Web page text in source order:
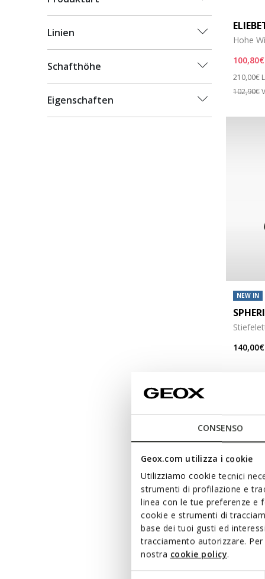
CONSENSO
Geox.com utilizza i cookie
Utilizziamo cookie tecnici
strumenti di profilazione e
linea con le tue preferenze e
cookie e strumenti di
base dei tuoi gusti ed
tracciamento autorizzare.
nostra cookie policy.
Linien
Schafthöhe
Eigenschaften
Hohe
100,80€
Price
210,00€
102,90€
NEW IN
140,00€
WALK